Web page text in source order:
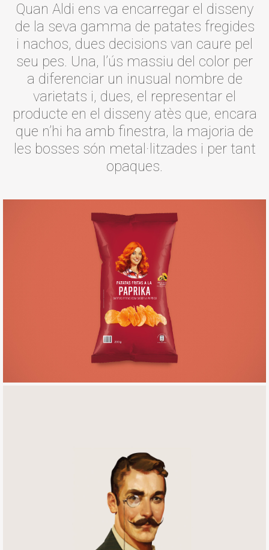
Quan Aldi ens va encarregar el disseny
de la seva gamma de patates fregides
i nachos, dues decisions van caure pel
seu pes. Una, l’ús massiu del color per
a diferenciar un inusual nombre de
varietats i, dues, el representar el
producte en el disseny atès que, encara
que n’hi ha amb finestra, la majoria de
les bosses són metal·litzades i per tant
opaques.